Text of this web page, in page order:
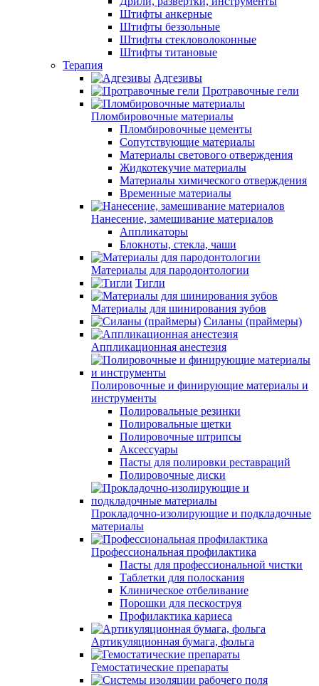
Штифты анкерные
Штифты беззольные
Штифты стекловолоконные
Штифты титановые
Терапия
Адгезивы
Протравочные гели
Пломбировочные материалы
Пломбировочные цементы
Сопутствующие материалы
Материалы светового отверждения
Жидкотекучие материалы
Материалы химического отверждения
Временные материалы
Нанесение, замешивание материалов
Аппликаторы
Блокноты, стекла, чаши
Материалы для пародонтологии
Тигли
Материалы для шинирования зубов
Силаны (праймеры)
Аппликационная анестезия
Полировочные и финирующие материалы и
инструменты
Полировальные резинки
Полировальные щетки
Полировочные штрипсы
Аксессуары
Пасты для полировки реставраций
Полировочные диски
Прокладочно-изолирующие и подкладочные
материалы
Профессиональная профилактика
Пасты для профессиональной чистки
Таблетки для полоскания
Клиническое отбеливание
Порошки для пескоструя
Профилактика кариеса
Артикуляционная бумага, фольга
Гемостатические препараты